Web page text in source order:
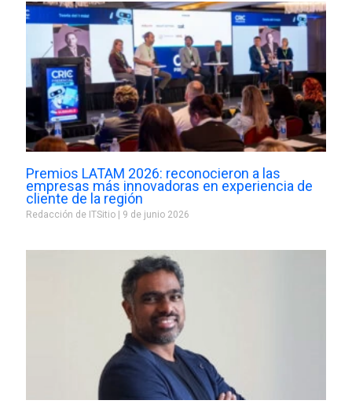
Premios LATAM 2026: reconocieron a las
empresas más innovadoras en experiencia de
cliente de la región
Redacción de ITSitio 9 de junio 2026